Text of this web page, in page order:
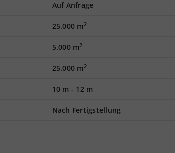
Auf Anfrage
25.000 m2
5.000 m2
25.000 m2
10 m - 12 m
Nach Fertigstellung